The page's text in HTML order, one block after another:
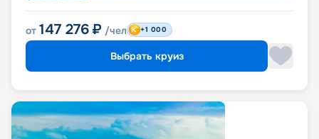
от 147 276 ₽ /чел +1 000
Выбрать круиз